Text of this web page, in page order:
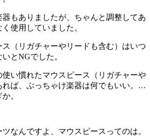
もありましたが、ちゃんと調整してあ
使用していました。
（リガチャーやリードも含む）はいつ
とNGでした。
い慣れたマウスピース（リガチャーや
れば、ぶっちゃけ楽器は何でもいい。…
。
なんですよ、マウスピースってのは。